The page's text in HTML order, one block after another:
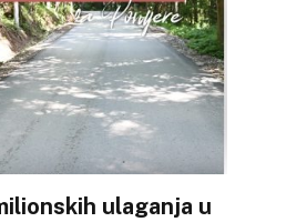
ulaganja u